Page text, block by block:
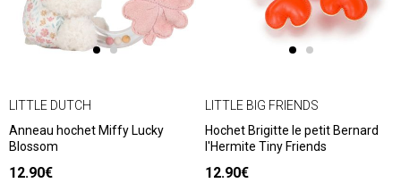
LITTLE DUTCH
Anneau hochet Miffy Lucky
Blossom
12.90€
LITTLE BIG FRIENDS
Hochet Brigitte le petit Bernard
l'Hermite Tiny Friends
12.90€